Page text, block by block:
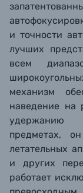
и точности
лучших
всем
механизм
наведение на
удержанию
предметах,
летательных
и других
работает